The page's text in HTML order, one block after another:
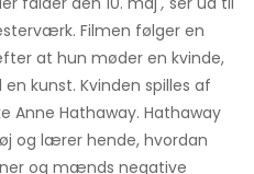
Filmen følger en
at hun møder en kvinde,
kunst. Kvinden spilles af
Anne Hathaway. Hathaway
og lærer hende, hvordan
og mænds negative